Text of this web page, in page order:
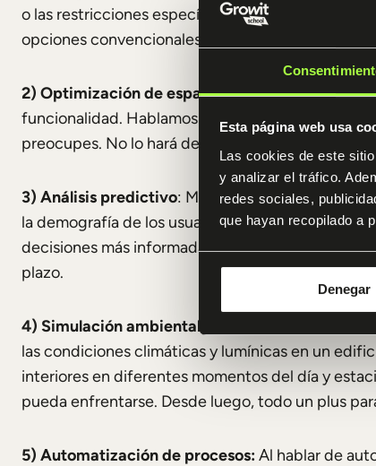
Esta página web usa
Las cookies de este
y analizar el tráfico.
redes sociales,
que hayan recopilado a
Denegar
o las restricciones específicas del proyecto. ¿Y
opciones convencionales.
2) Optimización de espacios y funcionalidades:
funcionalidad. Hablamos de aspectos como la
preocupes. No lo hará de forma aleatoria.
3) Análisis predictivo: Mediante el análisis
la demografía de los usuarios, tendencias en el
decisiones más informadas durante el diseño y
plazo.
4) Simulación ambiental: evaluación de
las condiciones climáticas y lumínicas en un
interiores en diferentes momentos del día y
pueda enfrentarse. Desde luego, todo un plus
5) Automatización de procesos: Al hablar de